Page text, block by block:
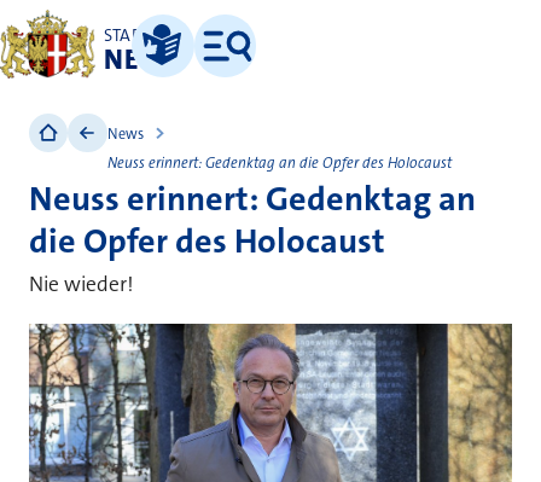
STADT
NEUSS
Leichte Sprache
Menü
News
Neuss erinnert: Gedenktag an die Opfer des Holocaust
Neuss erinnert: Gedenktag an
die Opfer des Holocaust
Nie wieder!